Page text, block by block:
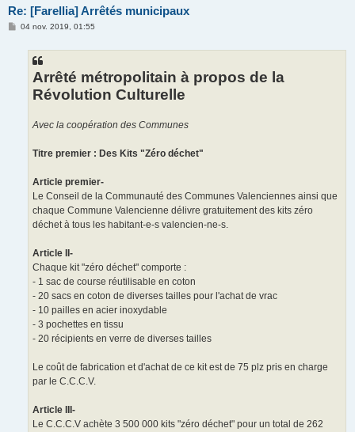
Re: [Farellia] Arrêtés municipaux
M04 nov. 2019, 01:55
Arrêté métropolitain à propos de la
Révolution Culturelle
Avec la coopération des Communes
Titre premier : Des Kits "Zéro déchet"
Article premier-
Le Conseil de la Communauté des Communes Valenciennes ainsi que
chaque Commune Valencienne délivre gratuitement des kits zéro
déchet à tous les habitant-e-s valencien-ne-s.
Article II-
Chaque kit "zéro déchet" comporte :
- 1 sac de course réutilisable en coton
- 20 sacs en coton de diverses tailles pour l'achat de vrac
- 10 pailles en acier inoxydable
- 3 pochettes en tissu
- 20 récipients en verre de diverses tailles
Le coût de fabrication et d'achat de ce kit est de 75 plz pris en charge
par le C.C.C.V.
Article III-
Le C.C.C.V achète 3 500 000 kits "zéro déchet" pour un total de 262